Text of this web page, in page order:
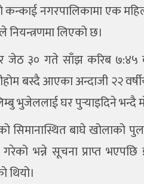
कन्काई नगरपालिकामा एक
नियन्त्रणमा लिएको छ।
जेठ ३० गते साँझ करिब
बस्दै आएका अन्दाजी २२
भुजेललाई घर पुर्‍याइदिने
सिमानास्थित बाघे खोलाको
भन्ने सूचना प्राप्त भएपछि